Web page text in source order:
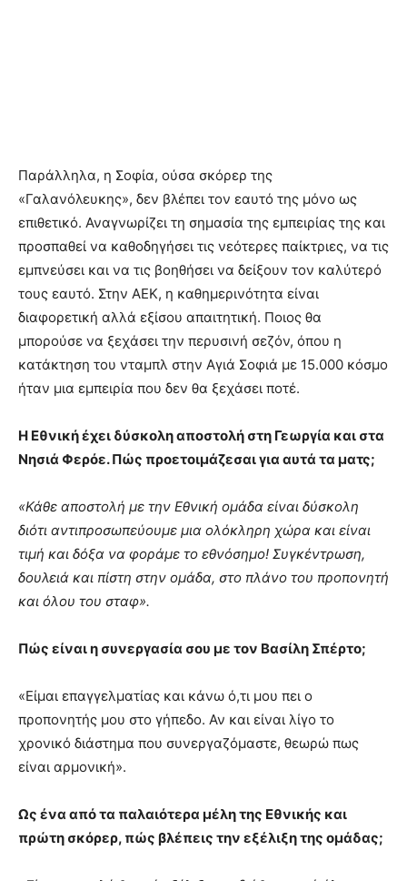
Παράλληλα, η Σοφία, ούσα σκόρερ της
«Γαλανόλευκης», δεν βλέπει τον εαυτό της μόνο ως
επιθετικό. Αναγνωρίζει τη σημασία της εμπειρίας της και
προσπαθεί να καθοδηγήσει τις νεότερες παίκτριες, να τις
εμπνεύσει και να τις βοηθήσει να δείξουν τον καλύτερό
τους εαυτό. Στην ΑΕΚ, η καθημερινότητα είναι
διαφορετική αλλά εξίσου απαιτητική. Ποιος θα
μπορούσε να ξεχάσει την περυσινή σεζόν, όπου η
κατάκτηση του νταμπλ στην Αγιά Σοφιά με 15.000 κόσμο
ήταν μια εμπειρία που δεν θα ξεχάσει ποτέ.
Η Εθνική έχει δύσκολη αποστολή στη Γεωργία και στα
Νησιά Φερόε. Πώς προετοιμάζεσαι για αυτά τα ματς;
«Κάθε αποστολή με την Εθνική ομάδα είναι δύσκολη
διότι αντιπροσωπεύουμε μια ολόκληρη χώρα και είναι
τιμή και δόξα να φοράμε το εθνόσημο! Συγκέντρωση,
δουλειά και πίστη στην ομάδα, στο πλάνο του προπονητή
και όλου του σταφ».
Πώς είναι η συνεργασία σου με τον Βασίλη Σπέρτο;
«Είμαι επαγγελματίας και κάνω ό,τι μου πει ο
προπονητής μου στο γήπεδο. Αν και είναι λίγο το
χρονικό διάστημα που συνεργαζόμαστε, θεωρώ πως
είναι αρμονική».
Ως ένα από τα παλαιότερα μέλη της Εθνικής και
πρώτη σκόρερ, πώς βλέπεις την εξέλιξη της ομάδας;